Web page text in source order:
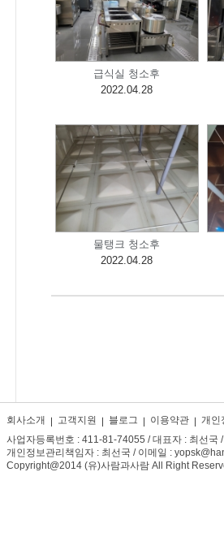
급식실 청소후
2022.04.28
물탱크 청소후
2022.04.28
회사소개 고객지원 블로그 이용약관
개인
사업자등록번호 : 411-81-74055 / 대표자 : 최선
개인정보관리책임자 : 최선국 / 이메일 :
Copyright@2014 (유)사람과사람 All Right